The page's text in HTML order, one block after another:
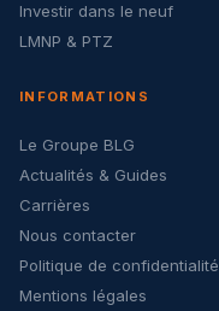
Investir dans le neuf
LMNP & PTZ
INFORMATIONS
Le Groupe BLG
Actualités & Guides
Carrières
Nous contacter
Politique de confidentialité
Mentions légales